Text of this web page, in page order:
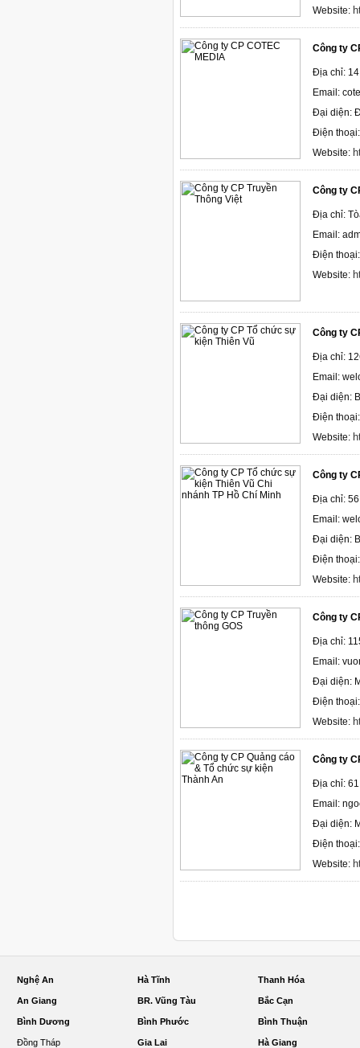
Website:
Công ty
Địa chỉ:
Email:
Đại diện:
Điện
Website:
Công ty
Địa chỉ:
Email:
Điện
Website:
Công ty
Địa chỉ:
Email:
Đại diện:
Điện
Website:
Công ty
Địa chỉ: 56
Email:
Đại diện:
Điện
Website:
Công ty
Địa chỉ:
Email:
Đại diện:
Điện
Website:
Công ty
Địa chỉ: 61
Email:
Đại diện:
Điện
Website:
Nghệ An Hà Tĩnh Thanh Hóa
An Giang BR. Vũng Tàu Bắc Cạn
Bình Dương Bình Phước Bình Thuận
Đồng Tháp Gia Lai Hà Giang